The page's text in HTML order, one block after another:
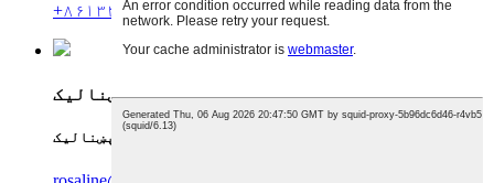
+۸۶۱۳۴۳۳۳۹۲۶۰۲
برېښنالیک
برېښنالیک